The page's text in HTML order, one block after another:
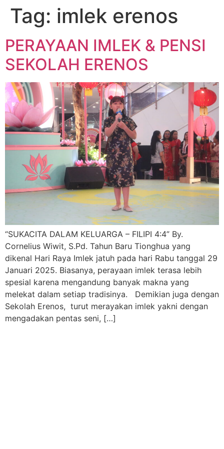
Tag: imlek erenos
PERAYAAN IMLEK & PENSI
SEKOLAH ERENOS
“SUKACITA DALAM KELUARGA – FILIPI 4:4” By.
Cornelius Wiwit, S.Pd. Tahun Baru Tionghua yang
dikenal Hari Raya Imlek jatuh pada hari Rabu tanggal 29
Januari 2025. Biasanya, perayaan imlek terasa lebih
spesial karena mengandung banyak makna yang
melekat dalam setiap tradisinya. Demikian juga dengan
Sekolah Erenos, turut merayakan imlek yakni dengan
mengadakan pentas seni, […]